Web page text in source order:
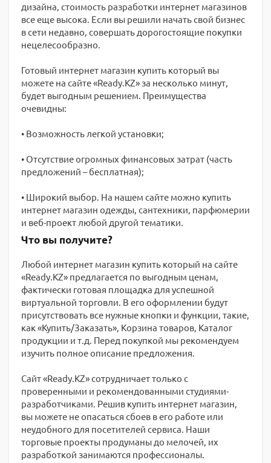
дизайна, стоимость разработки интернет магазинов
все еще высока. Если вы решили начать свой бизнес
в сети недавно, совершать дорогостоящие покупки
нецелесообразно.
Готовый интернет магазин купить который вы
можете на сайте «Ready.KZ» за несколько минут,
будет выгодным решением. Преимущества
очевидны:
• Возможность легкой установки;
• Отсутствие огромных финансовых затрат (часть
предложений – бесплатная);
• Широкий выбор. На нашем сайте можно купить
интернет магазин одежды, сантехники, парфюмерии
и веб-проект любой другой тематики.
Что вы получите?
Любой интернет магазин купить который на сайте
«Ready.KZ» предлагается по выгодным ценам,
фактически готовая площадка для успешной
виртуальной торговли. В его оформлении будут
присутствовать все нужные кнопки и функции, такие,
как «Купить/Заказать», Корзина товаров, Каталог
продукции и т.д. Перед покупкой мы рекомендуем
изучить полное описание предложения.
Сайт «Ready.KZ» сотрудничает только с
проверенными и рекомендованными студиями-
разработчиками. Решив купить интернет магазин,
вы можете не опасаться сбоев в его работе или
неудобного для посетителей сервиса. Наши
торговые проекты продуманы до мелочей, их
разработкой занимаются профессионалы.